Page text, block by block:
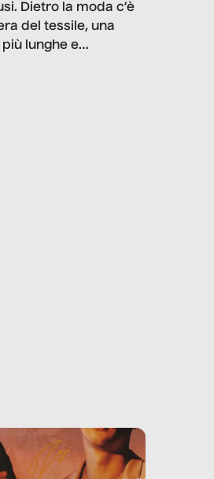
Dietro la moda c’è
del tessile, una
lunghe e